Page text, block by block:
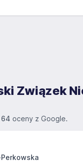
Związek
64 oceny z Google.
Perkowska